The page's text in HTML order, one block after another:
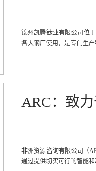
锦州凯腾钛业有限公司位
各大钢厂使用，是专门生
ARC：致
非洲资源咨询有限公司（
通过提供切实可行的智能